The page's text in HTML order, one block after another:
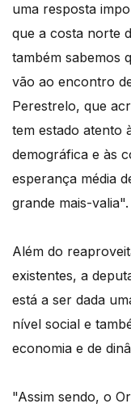
uma resposta
que a costa norte
também sabemos
vão ao encontro
Perestrelo, que
tem estado atento
demográfica e às
esperança média
grande mais-valia".
Além do
existentes, a
está a ser dada
nível social e
economia e de
"Assim sendo, o